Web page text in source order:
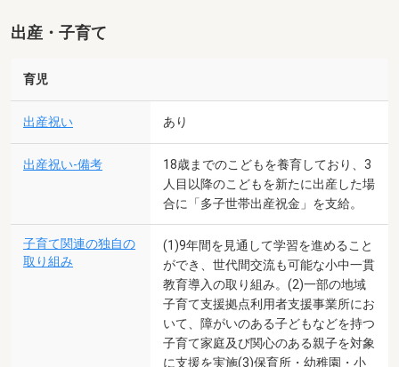
出産・子育て
育児
出産祝い あり
出産祝い-備考
18歳までのこどもを養育しており、3
人目以降のこどもを新たに出産した場
合に「多子世帯出産祝金」を支給。
子育て関連の独自の
取り組み
(1)9年間を見通して学習を進めること
ができ、世代間交流も可能な小中一貫
教育導入の取り組み。(2)一部の地域
子育て支援拠点利用者支援事業所にお
いて、障がいのある子どもなどを持つ
子育て家庭及び関心のある親子を対象
に支援を実施(3)保育所・幼稚園・小